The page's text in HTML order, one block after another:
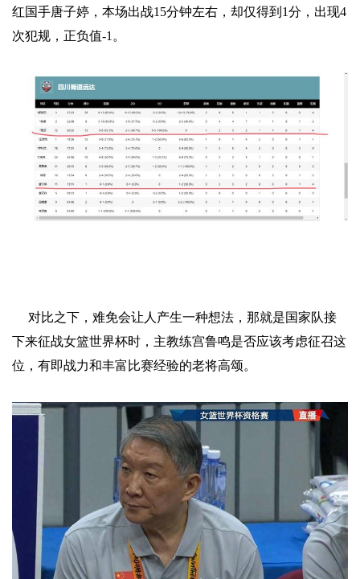
红国手唐子婷，本场出战15分钟左右，却仅得到1分，出现4
次犯规，正负值-1。
对比之下，难免会让人产生一种想法，那就是国家队接
下来征战女篮世界杯时，主教练宫鲁鸣是否应该考虑征召这
位，有即战力和丰富比赛经验的老将高颂。